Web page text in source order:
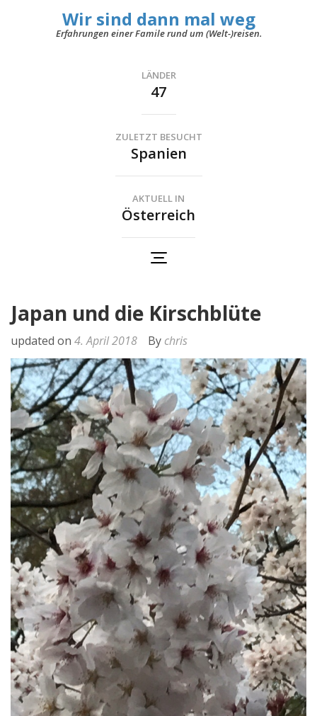
Wir sind dann mal weg
Erfahrungen einer Famile rund um (Welt-)reisen.
LÄNDER
47
ZULETZT BESUCHT
Spanien
AKTUELL IN
Österreich
Japan und die Kirschblüte
updated on 4. April 2018 By chris